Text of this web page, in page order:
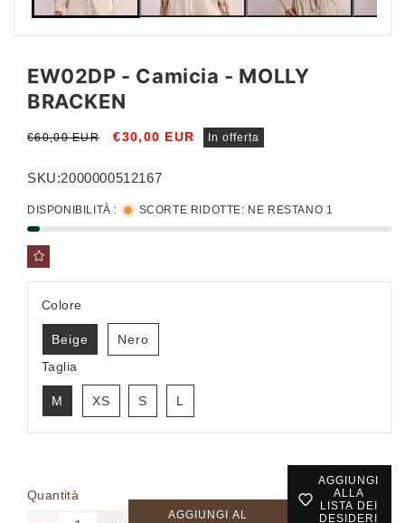
EW02DP - Camicia - MOLLY
BRACKEN
Prezzo
listino
€60,00 EUR
Prezzo
€30,00 EUR In offerta
SKU:2000000512167
DISPONIBILITÀ : SCORTE RIDOTTE: NE RESTANO 1
Colore
Beige
Nero
Taglia
M XS S L
Quantità
AGGIUNGI AL
AGGIUNGI
ALLA
LISTA DEI
DESIDERI